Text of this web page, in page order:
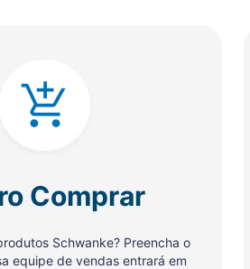
Comprar
Schwanke? Preencha o
equipe de vendas entrará em